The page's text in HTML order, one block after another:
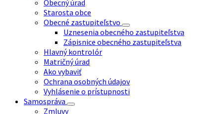
Obecný úrad
Starosta obce
Obecné zastupiteľstvo
Uznesenia obecného zastupiteľstva
Zápisnice obecného zastupiteľstva
Hlavný kontrolór
Matričný úrad
Ako vybaviť
Ochrana osobných údajov
Vyhlásenie o prístupnosti
Samospráva
Zmluvy